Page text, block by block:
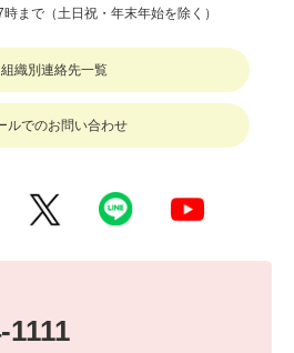
まで（土日祝・年末年始を除く）
組織別連絡先一覧
ルでのお問い合わせ
1111